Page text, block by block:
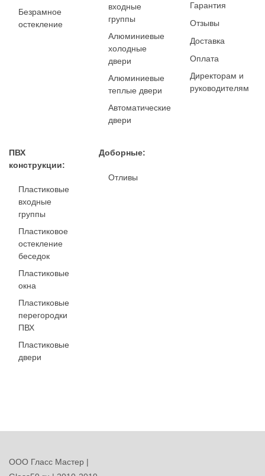
Безрамное
остекление
входные
группы
Алюминиевые
холодные
двери
Алюминиевые
теплые двери
Автоматические
двери
ПВХ
конструкции:
Пластиковые
входные
группы
Пластиковое
остекление
беседок
Пластиковые
окна
Пластиковые
перегородки
ПВХ
Пластиковые
двери
Доборные:
Отливы
Гарантия
Отзывы
Доставка
Оплата
Директорам и
руководителям
ООО Гласс Мастер |